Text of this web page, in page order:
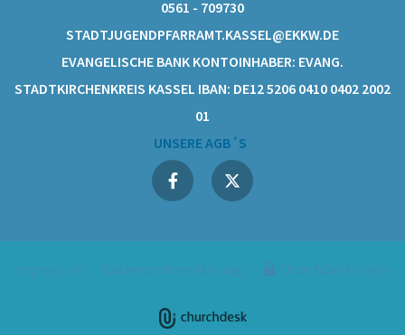
0561 - 709730
STADTJUGENDPFARRAMT.KASSEL@EKKW.DE
EVANGELISCHE BANK KONTOINHABER: EVANG.
STADTKIRCHENKREIS KASSEL IBAN: DE12 5206 0410 0402 2002
01
UNSERE AGB´S